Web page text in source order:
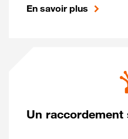
En savoir plus
Un